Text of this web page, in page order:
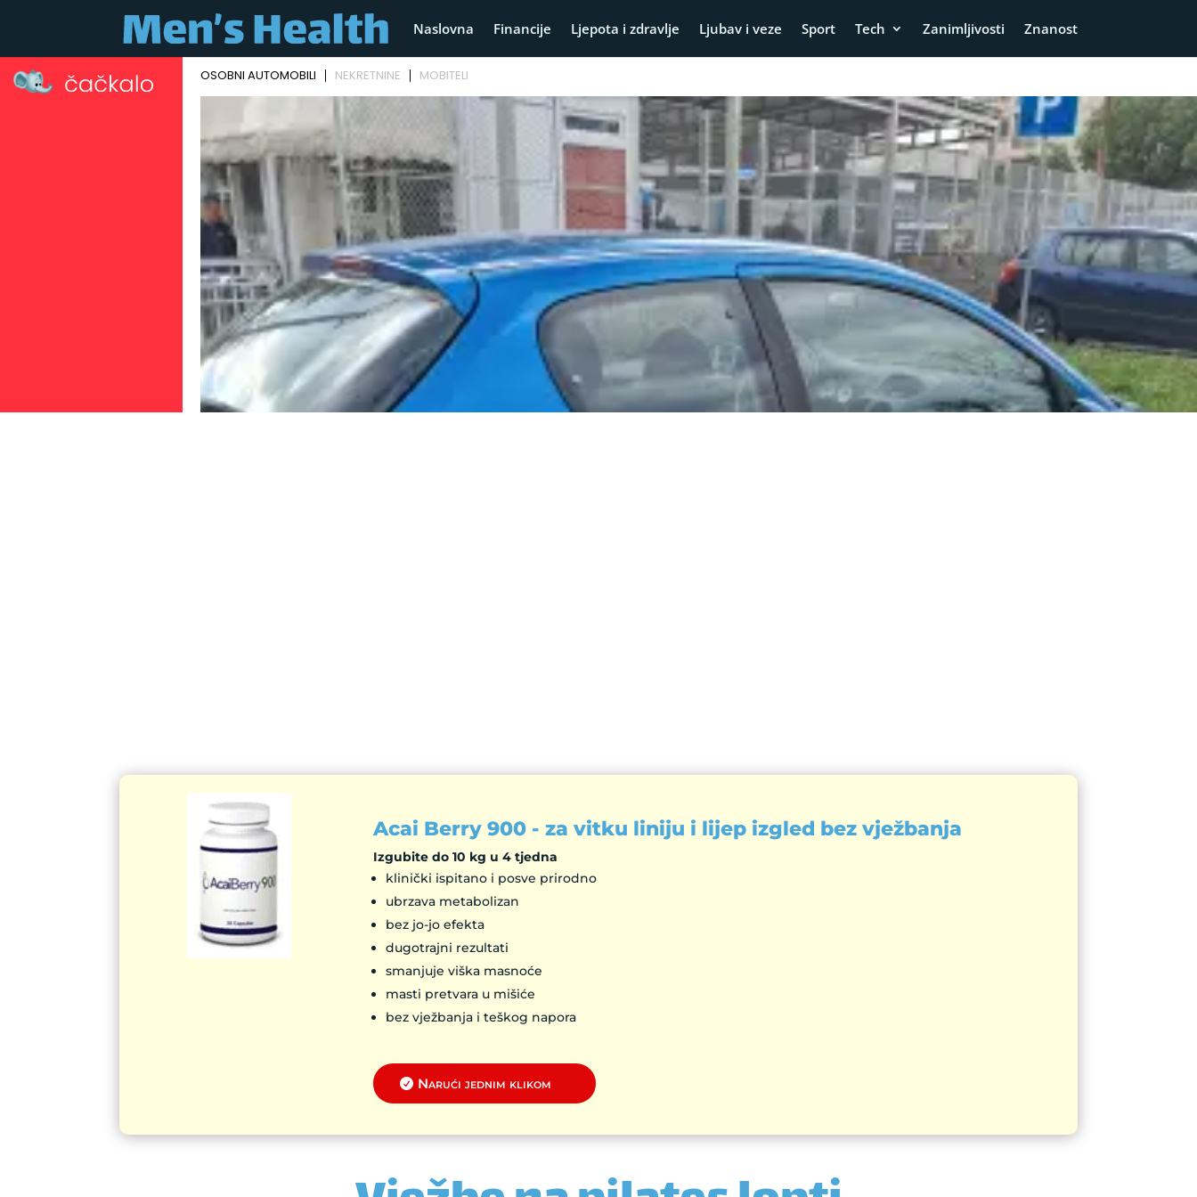
Naslovna Financije Ljepota i zdravlje Ljubav i veze Sport Tech Zanimljivosti Znanost
Acai Berry 900 - za vitku liniju i lijep izgled bez vježbanja
Izgubite do 10 kg u 4 tjedna
klinički ispitano i posve prirodno
ubrzava metabolizan
bez jo-jo efekta
dugotrajni rezultati
smanjuje viška masnoće
masti pretvara u mišiće
bez vježbanja i teškog napora
Narući jednim klikom